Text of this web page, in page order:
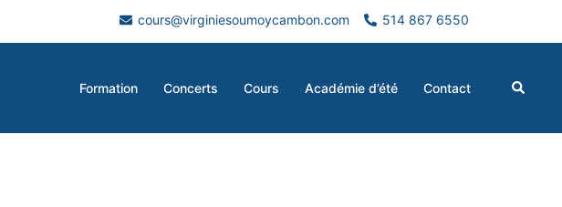
cours@virginiesoumoycambon.com 514 867 6550
Formation Concerts Cours Académie d’été Contact Search